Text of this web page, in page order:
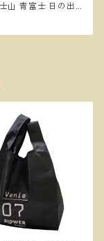
山 青富士 日の出
ジッポー オイルラ